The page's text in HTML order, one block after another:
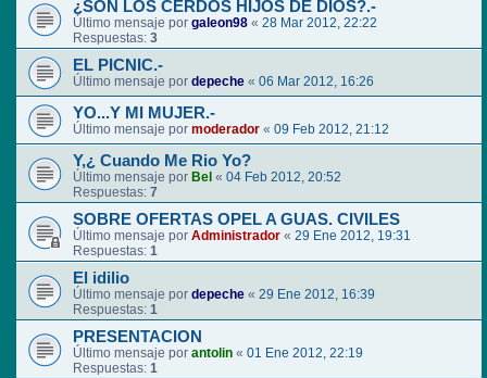
¿SON LOS CERDOS HIJOS DE DIOS?.-
Último mensaje por galeon98 « 28 Mar 2012, 22:22
Respuestas: 3
EL PICNIC.-
Último mensaje por depeche « 06 Mar 2012, 16:26
YO...Y MI MUJER.-
Último mensaje por moderador « 09 Feb 2012, 21:12
Y,¿ Cuando Me Rio Yo?
Último mensaje por Bel « 04 Feb 2012, 20:52
Respuestas: 7
SOBRE OFERTAS OPEL A GUAS. CIVILES
Último mensaje por Administrador « 29 Ene 2012, 19:31
Respuestas: 1
El idilio
Último mensaje por depeche « 29 Ene 2012, 16:39
Respuestas: 1
PRESENTACION
Último mensaje por antolin « 01 Ene 2012, 22:19
Respuestas: 1